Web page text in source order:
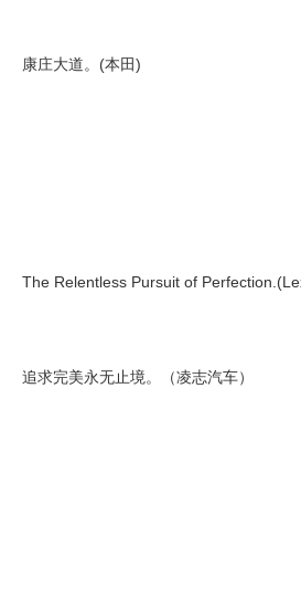
康庄大道。(本田)
The Relentless Pursuit of
追求完美永无止境。（凌志汽车）